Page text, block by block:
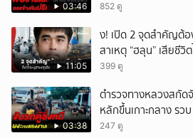
03:46 852 ดู
11:05
ง! เปิด 2 จุดสำคัญต้อ
สาเหตุ “ฮลุน” เสียชีวิ
399 ดู
03:38
ตำรวจทางหลวงสกัด
หลักขึ้นเกาะกลาง รว
247 ดู